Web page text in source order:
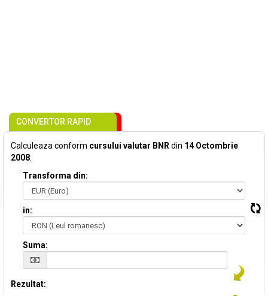
CONVERTOR RAPID
Calculeaza conform cursului valutar BNR din 14 Octombrie
2008:
Transforma din:
in:
Suma:
Rezultat: